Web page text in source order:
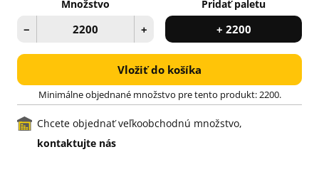
Množstvo
− +
Pridať paletu
+ 2200
Vložiť do košíka
Minimálne objednané množstvo pre tento produkt: 2200.
Chcete objednať veľkoobchodnú množstvo,
kontaktujte nás